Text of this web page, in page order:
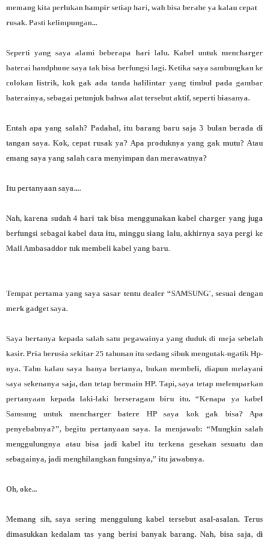
memang kita perlukan hampir setiap hari, wah bisa berabe ya kalau cepat
rusak. Pasti kelimpungan...
Seperti yang saya alami beberapa hari lalu. Kabel untuk mencharger
baterai handphone saya tak bisa berfungsi lagi. Ketika saya sambungkan ke
colokan listrik, kok gak ada tanda halilintar yang timbul pada gambar
baterainya, sebagai petunjuk bahwa alat tersebut aktif, seperti biasanya.
Entah apa yang salah? Padahal, itu barang baru saja 3 bulan berada di
tangan saya. Kok, cepat rusak ya? Apa produknya yang gak mutu? Atau
emang saya yang salah cara menyimpan dan merawatnya?
Itu pertanyaan saya....
Nah, karena sudah 4 hari tak bisa menggunakan kabel charger yang juga
berfungsi sebagai kabel data itu, minggu siang lalu, akhirnya saya pergi ke
Mall Ambasaddor tuk membeli kabel yang baru.
Tempat pertama yang saya sasar tentu dealer “SAMSUNG', sesuai dengan
merk gadget saya.
Saya bertanya kepada salah satu pegawainya yang duduk di meja sebelah
kasir. Pria berusia sekitar 25 tahunan itu sedang sibuk mengutak-ngatik Hp-
nya. Tahu kalau saya hanya bertanya, bukan membeli, diapun melayani
saya sekenanya saja, dan tetap bermain HP. Tapi, saya tetap melemparkan
pertanyaan kepada laki-laki berseragam biru itu. “Kenapa ya kabel
Samsung untuk mencharger batere HP saya kok gak bisa? Apa
penyebabnya?”, begitu pertanyaan saya. Ia menjawab: “Mungkin salah
menggulungnya atau bisa jadi kabel itu terkena gesekan sesuatu dan
sebagainya, jadi menghilangkan fungsinya,” itu jawabnya.
Oh, oke...
Memang sih, saya sering menggulung kabel tersebut asal-asalan. Terus
dimasukkan kedalam tas yang berisi banyak barang. Nah, bisa saja, di